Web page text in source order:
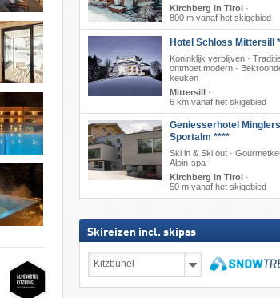
Kirchberg in Tirol·
800 m vanaf het skigebied
Hotel Schloss Mittersill
Koninklijk verblijven ·
ontmoet modern ·
keuken
Mittersill·
6 km vanaf het skigebied
Geniesserhotel Minglers
Sportalm ****
Ski in & Ski out ·
Alpin-spa
Kirchberg in Tirol·
50 m vanaf het skigebied
Skireizen incl. skipas
incl.